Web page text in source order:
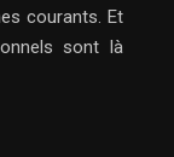
courants. Et
sont là